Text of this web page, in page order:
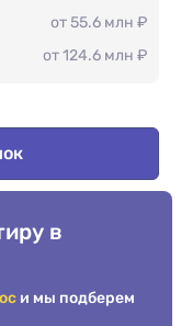
от 55.6 млн ₽
от 124.6 млн ₽
в
и мы подберем